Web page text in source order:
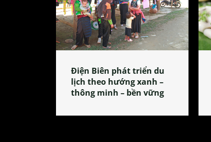
Điện Biên phát triển du
lịch theo hướng xanh –
thông minh – bền vững